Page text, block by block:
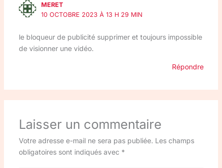
MERET
10 OCTOBRE 2023 À 13 H 29 MIN
le bloqueur de publicité supprimer et toujours impossible
de visionner une vidéo.
Répondre
Laisser un commentaire
Votre adresse e-mail ne sera pas publiée. Les champs
obligatoires sont indiqués avec *